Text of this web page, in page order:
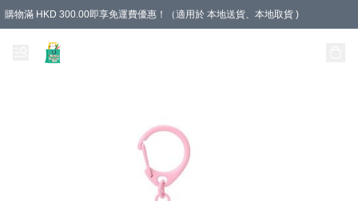
購物滿 HKD 300.00即享免運費優惠！（適用於 本地送貨、本地取貨 )